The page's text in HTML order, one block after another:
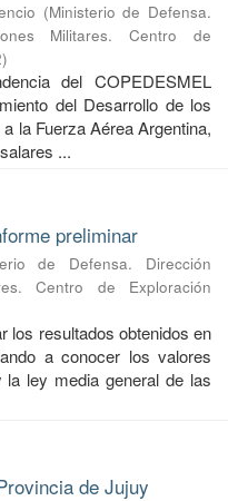
(Ministerio de Defensa.
Militares. Centro de
)
del COPEDESMEL
del Desarrollo de los
la Fuerza Aérea Argentina,
...
preliminar
de Defensa. Dirección
Centro de Exploración
los resultados obtenidos en
a conocer los valores
la ley media general de las
de Jujuy